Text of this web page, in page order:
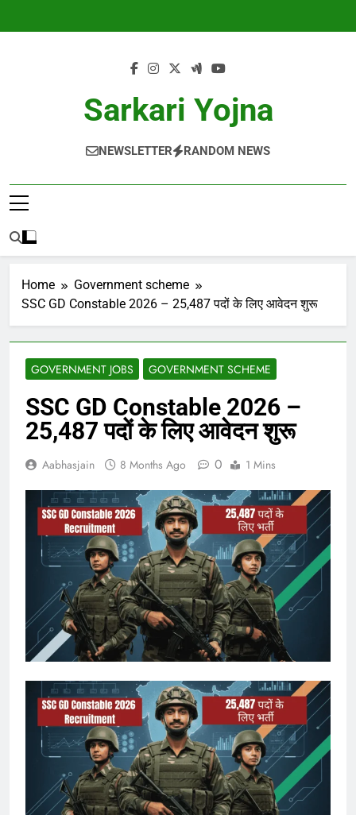
Sarkari Yojna
NEWSLETTER RANDOM NEWS
Home
Government scheme
SSC GD Constable 2026 – 25,487 पदों के लिए आवेदन शुरू
GOVERNMENT JOBS GOVERNMENT SCHEME
SSC GD Constable 2026 –
25,487 पदों के लिए आवेदन शुरू
Aabhasjain 8 Months Ago 0 1 Mins